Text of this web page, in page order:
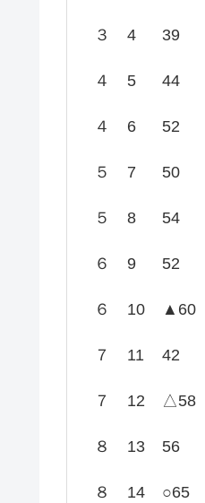
３ 4 39
４ 5 44
４ 6 52
５ 7 50
５ 8 54
６ 9 52
６ 10 ▲60
７ 11 42
７ 12 △58
８ 13 56
８ 14 ○65